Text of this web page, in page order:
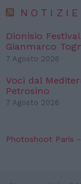
Dionisio
Gianmarco
7 Agosto 2026
Voci dal
Petrosino
7 Agosto 2026
Photoshoot Paris